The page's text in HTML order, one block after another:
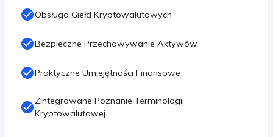
technologia ta stała się fundamentem dla rewolucji
finansowej. 'Kryptowaluty dla początkujących'
przeprowadzi Cię przez różnorodne aspekty tego
świata, obejmując kryptowaluty i tokeny, od
flagowego Bitcoina (BTC) po różnorodne altcoiny.
umożliwiające świadome podejmowanie decyzji
inwestycyjnych. Zrozum, jak działa świat giełd
Obsługa Giełd Kryptowalutowych
Bezpieczne Przechowywanie Aktywów
Praktyczne Umiejętności Finansowe
Zintegrowane Poznanie Terminologii
Kryptowalutowej